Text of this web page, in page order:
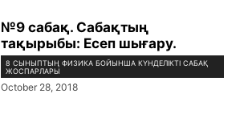
№9 сабақ. Сабақтың
тақырыбы: Есеп шығару.
8 СЫНЫПТЫҢ ФИЗИКА БОЙЫНША КҮНДЕЛІКТІ САБАҚ
ЖОСПАРЛАРЫ
October 28, 2018